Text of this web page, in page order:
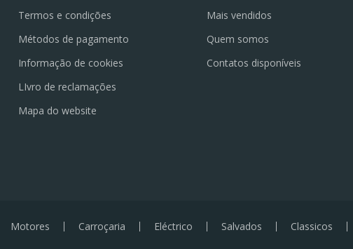
Termos e condições
Métodos de pagamento
Informação de cookies
LIvro de reclamações
Mapa do website
Mais vendidos
Quem somos
Contatos disponíveis
Motores Carroçaria Eléctrico Salvados Classicos